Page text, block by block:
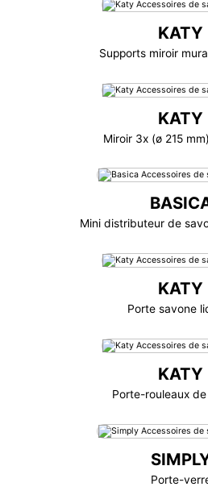
KATY
Supports miroir
KATY
Miroir 3x (ø 215
Mini distributeur de
KATY
Porte savone
KATY
Porte-rouleaux
Porte-